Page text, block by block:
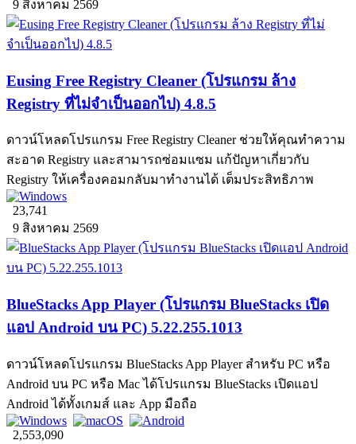
9 สิงหาคม 2569
Eusing Free Registry Cleaner (โปรแกรม ล้าง
Registry ที่ไม่จำเป็นออกไป) 4.8.5
ดาวน์โหลดโปรแกรม Free Registry Cleaner ช่วยให้คุณทำความ
สะอาด Registry และสามารถซ่อมแซม แก้ปัญหาเกี่ยวกับ
Registry ให้เครื่องคอมกลับมาทำงานได้ เต็มประสิทธิภาพ
23,741
9 สิงหาคม 2569
BlueStacks App Player (โปรแกรม BlueStacks เปิด
แอป Android บน PC) 5.22.255.1013
ดาวน์โหลดโปรแกรม BlueStacks App Player สำหรับ PC หรือ
Android บน PC หรือ Mac ได้โปรแกรม BlueStacks เปิดแอป
Android ได้ทั้งเกมส์ และ App มือถือ
2,553,090